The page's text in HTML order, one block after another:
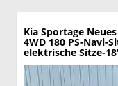
Kia Sportage
4WD 180 PS-Navi-
elektrische Sitze-